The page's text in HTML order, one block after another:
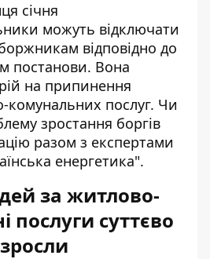
січня
можуть відключати
відповідно до
постанови. Вона
на припинення
комунальних послуг. Чи
зростання боргів
разом з експертами
енергетика".
за житлово-
послуги суттєво
зросли